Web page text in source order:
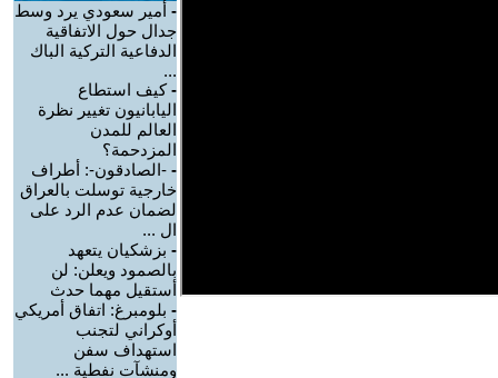
- أمير سعودي يرد وسط
جدال حول الاتفاقية
الدفاعية التركية الباك
...
-كيف استطاع
اليابانيون تغيير نظرة
العالم للمدن
المزدحمة؟
- -الصادقون-: أطراف
خارجية توسلت بالعراق
لضمان عدم الرد على
ال ...
- بزشكيان يتعهد
بالصمود ويعلن: لن
أستقيل مهما حدث
- بلومبرغ: اتفاق أمريكي
أوكراني لتجنب
استهداف سفن
ومنشآت نفطية ...